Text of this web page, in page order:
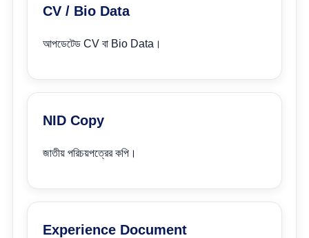
CV / Bio Data
আপডেটেড CV বা Bio Data।
NID Copy
জাতীয় পরিচয়পত্রের কপি।
Experience Document